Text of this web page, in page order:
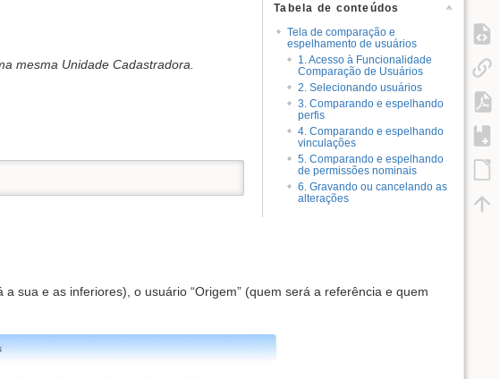
Tabela de conteúdos
Tela de comparação e
espelhamento de usuários
1. Acesso à Funcionalidade
Comparação de Usuários
2. Selecionando usuários
3. Comparando e espelhando
perfis
4. Comparando e espelhando
vinculações
5. Comparando e espelhando
de permissões nominais
6. Gravando ou cancelando as
alterações
mesma Unidade Cadastradora.
sua e as inferiores), o usuário “Origem” (quem será a referência e quem